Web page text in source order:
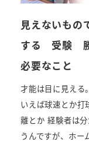
見えないもの
する 受験
必要なこと
才能は目に見える
いえば球速とか打
離とか 経験者は
うんですが、ホー